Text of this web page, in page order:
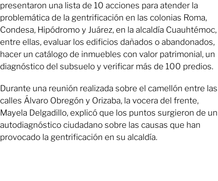
presentaron una lista de 10 acciones para atender la
problemática de la gentrificación en las colonias Roma,
Condesa, Hipódromo y Juárez, en la alcaldía Cuauhtémoc,
entre ellas, evaluar los edificios dañados o abandonados,
hacer un catálogo de inmuebles con valor patrimonial, un
diagnóstico del subsuelo y verificar más de 100 predios.
Durante una reunión realizada sobre el camellón entre las
calles Álvaro Obregón y Orizaba, la vocera del frente,
Mayela Delgadillo, explicó que los puntos surgieron de un
autodiagnóstico ciudadano sobre las causas que han
provocado la gentrificación en su alcaldía.